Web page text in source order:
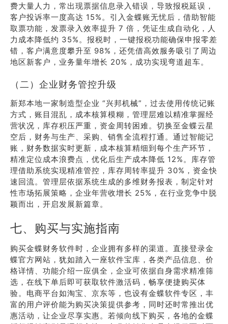
费大量人力，常出现票据信息录入错误，导致报税延误，
客户投诉率一度高达 15%。引入金蝶账无忧后，借助智能
取票功能，发票录入效率提升 7 倍，凭证生成自动化，人
力成本降低约 35%。报税时，一键报税功能确保申报零差
错，客户满意度攀升至 98%，还凭借高效服务吸引了周边
地区新客户，业务量年增长 20%，成功实现弯道超车。
（二）企业财务管控升级
新郑本地一家制造型企业 “兴邦机械”，过去使用传统记账
方式，账目混乱，成本核算模糊，管理层难以精准掌握经
营状况，库存积压严重，资金周转困难。切换至金蝶云星
空后，财务与生产、采购、销售全流程打通。通过智能记
账，财务数据实时更新，成本核算精细到每个生产环节，
精准定位成本浪费点，优化后生产成本降低 12%。库存管
理借助系统实现精准管控，库存周转率提升 30%，资金快
速回流。管理层依据系统生成的多维财务报表，制定针对
性市场拓展策略，企业年营收增长 25%，在行业竞争中脱
颖而出，开启发展新篇章。
七、购买与实施指南
购买金蝶财务软件时，企业拥有多样的渠道。直接登录金
蝶官方网站，犹如踏入一座软件宝库，各类产品信息、价
格详情、功能介绍一应俱全，企业可依据自身需求精准筛
选，在线下单后即可获取软件激活码，畅享便捷购买体
验。电商平台如淘宝、京东等，也设有金蝶软件专区，丰
富的用户评价能为购买决策提供参考，同时还时常推出优
惠活动，让企业尽享实惠。若倾向线下购买，各地的金蝶